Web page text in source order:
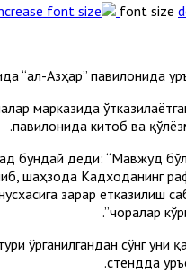
font size
“ал-Aзҳар” павилонида
марказида
павилонида китоб ва
бундай деди: “Мавжуд
шаҳзода Кадходанинг
зарар
чоралар
ўрганилгандан сўнг уни
стендда